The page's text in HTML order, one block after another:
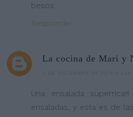
besos
Responder
La cocina de Mari y
Una ensalada
ensaladas, y esta es de